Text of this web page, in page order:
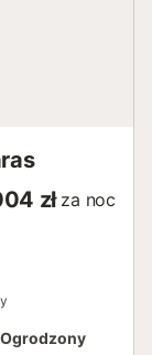
zł za noc